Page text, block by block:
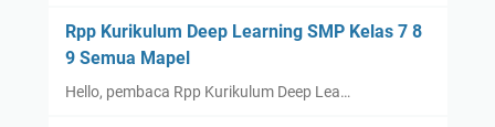
Rpp Kurikulum Deep Learning SMP Kelas 7 8
9 Semua Mapel
Hello, pembaca Rpp Kurikulum Deep Lea…